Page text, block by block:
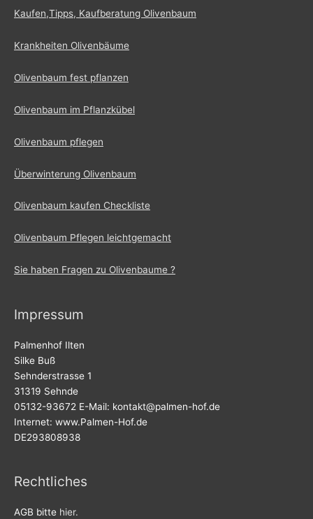
Kaufen,Tipps, Kaufberatung Olivenbaum
Krankheiten Olivenbäume
Olivenbaum fest pflanzen
Olivenbaum im Pflanzkübel
Olivenbaum pflegen
Überwinterung Olivenbaum
Olivenbaum kaufen Checkliste
Olivenbaum Pflegen leichtgemacht
Sie haben Fragen zu Olivenbaume ?
Impressum
Palmenhof Ilten
Silke Buß
Sehnderstrasse 1
31319 Sehnde
05132-93672 E-Mail: kontakt@palmen-hof.de
Internet: www.Palmen-Hof.de
DE293808938
Rechtliches
AGB bitte hier.